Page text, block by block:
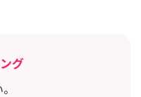
グ